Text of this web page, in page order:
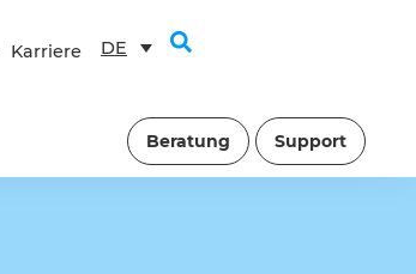
Karriere DE
Beratung Support